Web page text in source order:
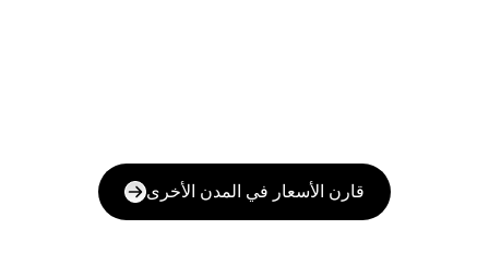
قارن الأسعار في المدن الأخرى